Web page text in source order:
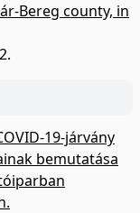
Bereg county, in
19-járvány
bemutatása